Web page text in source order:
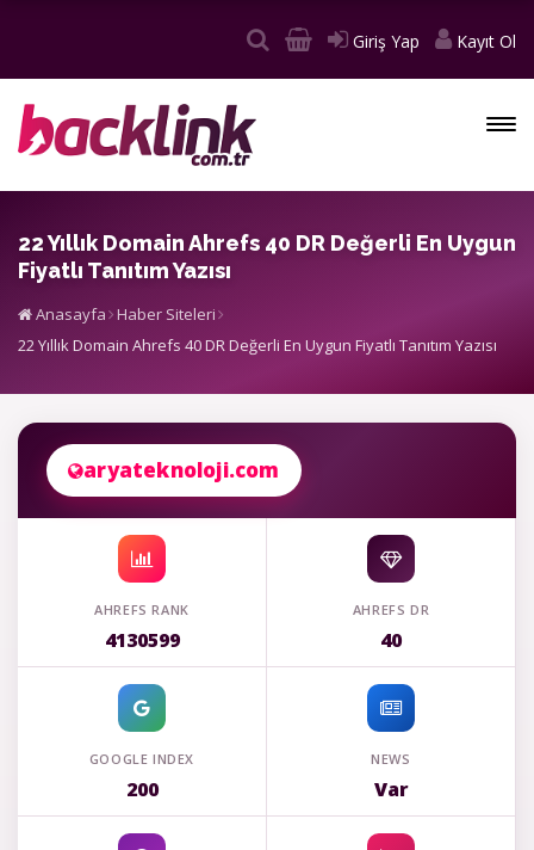
Giriş Yap Kayıt Ol
22 Yıllık Domain Ahrefs 40 DR Değerli En Uygun
Fiyatlı Tanıtım Yazısı
Anasayfa Haber Siteleri
22 Yıllık Domain Ahrefs 40 DR Değerli En Uygun Fiyatlı Tanıtım Yazısı
aryateknoloji.com
AHREFS RANK
4130599
AHREFS DR
40
GOOGLE INDEX
200
NEWS
Var